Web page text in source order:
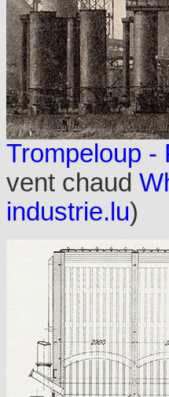
Trompeloup
vent chaud
industrie.lu)